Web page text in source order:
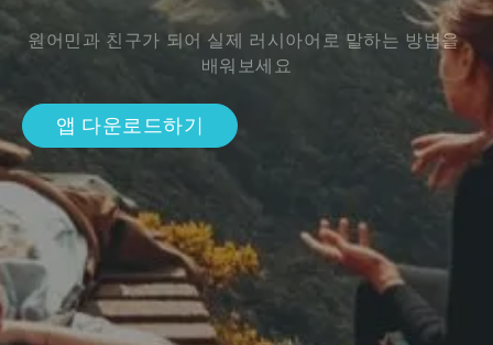
원어민과 친구가 되어 실제 러시아어로 말하는 방법을
배워보세요
앱 다운로드하기